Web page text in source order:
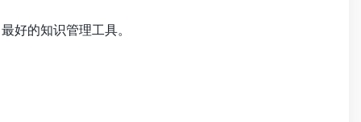
好的知识管理工具。